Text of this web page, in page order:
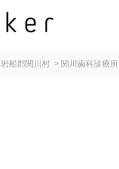
岩船郡関川村 > 関川歯科診療所